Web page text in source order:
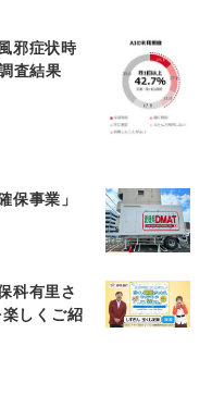
邪症状時
査結果
保事業」
科有里さ
しくご紹